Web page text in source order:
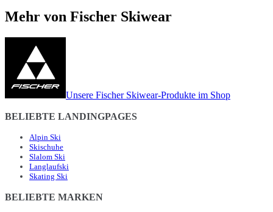
Mehr von Fischer Skiwear
Unsere Fischer Skiwear-Produkte im Shop
BELIEBTE LANDINGPAGES
Alpin Ski
Skischuhe
Slalom Ski
Langlaufski
Skating Ski
BELIEBTE MARKEN